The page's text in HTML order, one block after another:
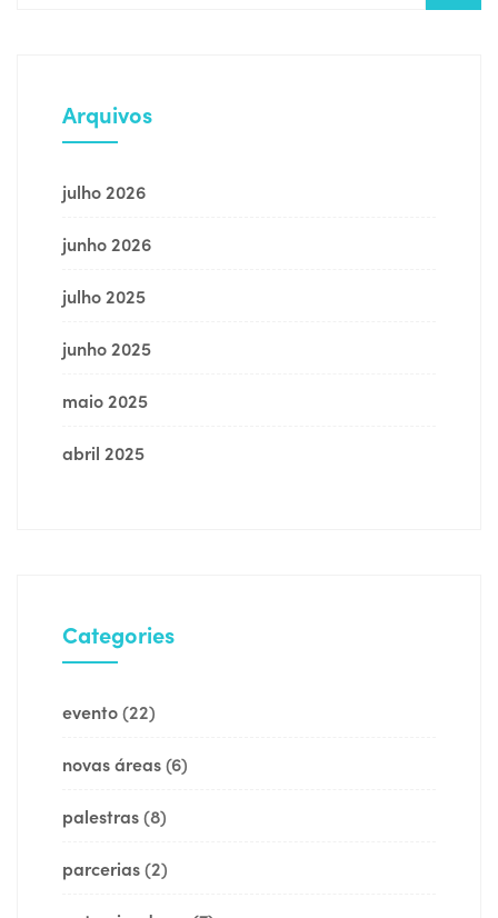
Arquivos
julho 2026
junho 2026
julho 2025
junho 2025
maio 2025
abril 2025
Categories
evento(22)
novas áreas(6)
palestras(8)
parcerias(2)